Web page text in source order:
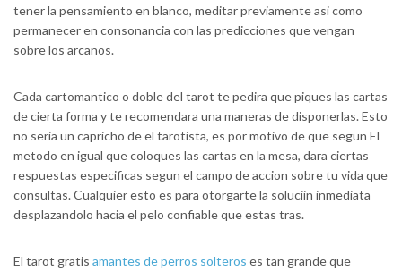
tener la pensamiento en blanco, meditar previamente asi­ como
permanecer en consonancia con las predicciones que vengan
sobre los arcanos.
Cada cartomantico o doble del tarot te pedira que piques las cartas
de cierta forma y te recomendara una maneras de disponerlas. Esto
no seri­a un capricho de el tarotista, es por motivo de que segun El
metodo en igual que coloques las cartas en la mesa, dara ciertas
respuestas especificas segun el campo de accion sobre tu vida que
consultas. Cualquier esto es para otorgarte la soluciin inmediata
desplazandolo hacia el pelo confiable que estas tras.
El tarot gratis amantes de perros solteros es tan grande que